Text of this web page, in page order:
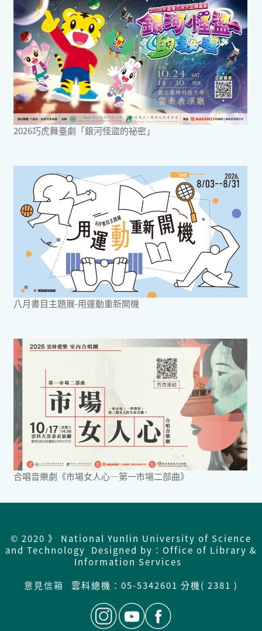
2026巧虎舞臺劇「銀河怪盜的祕密」
八月書目主題展-用運動重新開機
合唱音樂劇《市場女人心─第一市場二部曲》
© 2020 》 National Yunlin University of Science
and Technology Designed by：Office of Library &
Information Services
意見信箱
雲科總機： 05-5342601 分機( 2381 )